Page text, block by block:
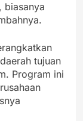
biasanya
tujuan
Program ini